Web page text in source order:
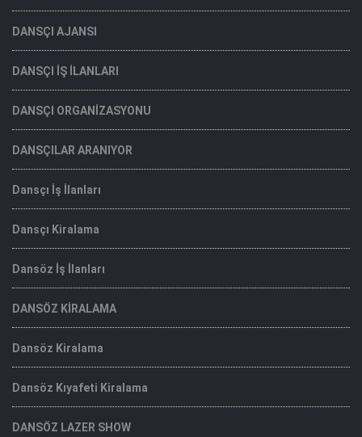
DANSÇI AJANSI
DANSÇI İŞ İLANLARI
DANSÇI ORGANİZASYONU
DANSÇILAR ARANIYOR
Dansçı İş İlanları
Dansçı Kiralama
Dansöz İş İlanları
DANSÖZ KİRALAMA
Dansöz Kiralama
Dansöz Kıyafeti Kiralama
DANSÖZ LAZER SHOW